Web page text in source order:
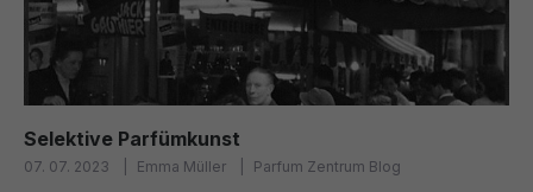
Selektive Parfümkunst
07. 07. 2023 Emma Müller Parfum Zentrum Blog